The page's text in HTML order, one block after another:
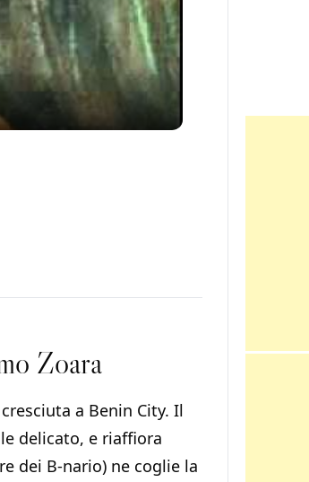
Zoara
a Benin City. Il
delicato, e riaffiora
dei B-nario) ne coglie la